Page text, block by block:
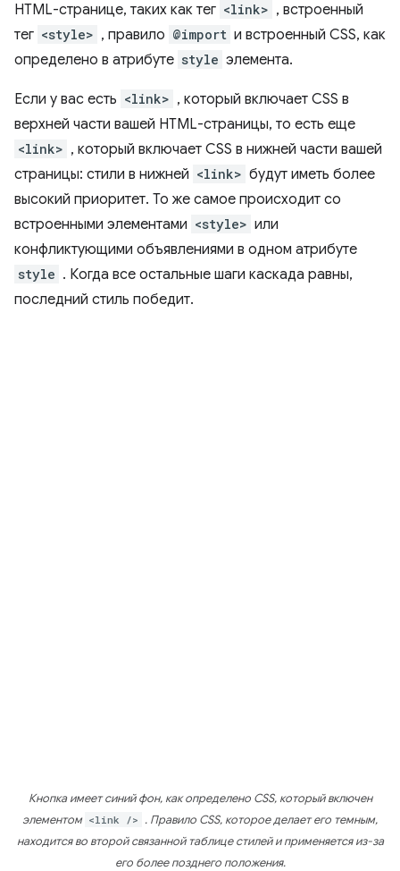
HTML-странице, таких как тег <link> , встроенный
тег <style> , правило @import и встроенный CSS, как
определено в атрибуте style элемента.
Если у вас есть <link> , который включает CSS в
верхней части вашей HTML-страницы, то есть еще
<link> , который включает CSS в нижней части вашей
страницы: стили в нижней <link> будут иметь более
высокий приоритет. То же самое происходит со
встроенными элементами <style> или
конфликтующими объявлениями в одном атрибуте
style . Когда все остальные шаги каскада равны,
последний стиль победит.
Кнопка имеет синий фон, как определено CSS, который включен
элементом <link /> . Правило CSS, которое делает его темным,
находится во второй связанной таблице стилей и применяется из-за
его более позднего положения.